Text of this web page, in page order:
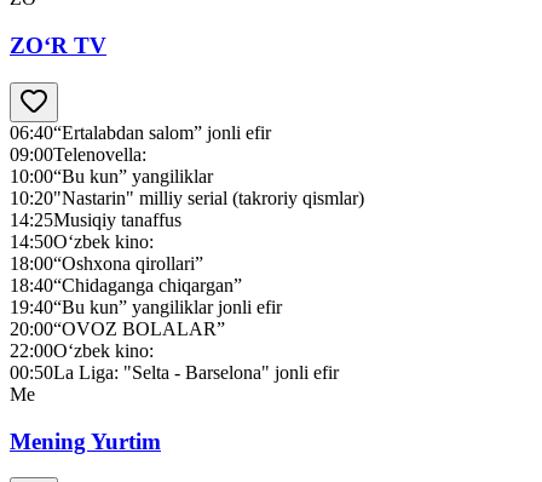
ZO‘R TV
06:40“Ertalabdan salom” jonli efir
09:00Telenovella:
10:00“Bu kun” yangiliklar
10:20"Nastarin" milliy serial (takroriy qismlar)
14:25Musiqiy tanaffus
14:50O‘zbek kino:
18:00“Oshxona qirollari”
18:40“Chidaganga chiqargan”
19:40“Bu kun” yangiliklar jonli efir
20:00“OVOZ BOLALAR”
22:00O‘zbek kino:
00:50La Liga: "Selta - Barselona" jonli efir
Me
Mening Yurtim